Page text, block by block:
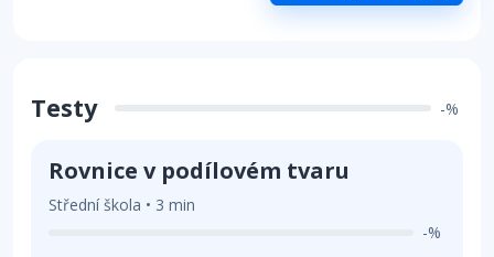
Testy -%
Rovnice v podílovém tvaru
Střední škola • 3 min
-%